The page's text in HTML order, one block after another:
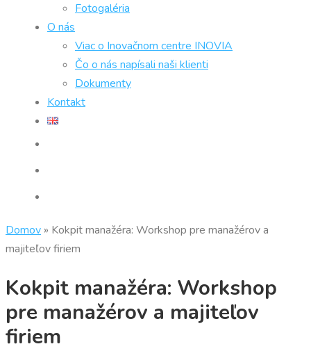
Fotogaléria
O nás
Viac o Inovačnom centre INOVIA
Čo o nás napísali naši klienti
Dokumenty
Kontakt
Domov » Kokpit manažéra: Workshop pre manažérov a
majiteľov firiem
Kokpit manažéra: Workshop
pre manažérov a majiteľov
firiem